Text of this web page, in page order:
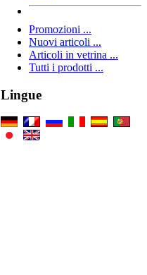
Promozioni ...
Nuovi articoli ...
Articoli in vetrina ...
Tutti i prodotti ...
Lingue